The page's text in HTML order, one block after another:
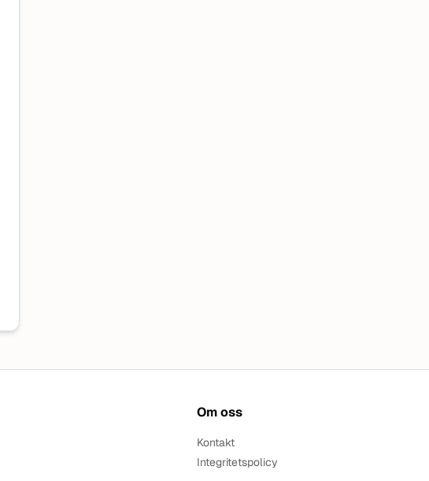
Om oss
Kontakt
Integritetspolicy